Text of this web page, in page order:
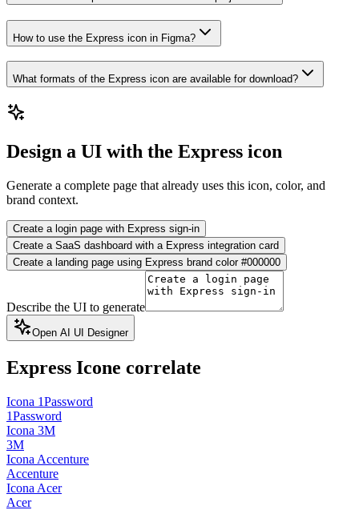
How to use the Express icon in Figma?
What formats of the Express icon are available for download?
Design a UI with the Express icon
Generate a complete page that already uses this icon, color, and
brand context.
Create a login page with Express sign-in
Create a SaaS dashboard with a Express integration card
Create a landing page using Express brand color #000000
Describe the UI to generate
Open AI UI Designer
Express Icone correlate
Icona 1Password
1Password
Icona 3M
3M
Icona Accenture
Accenture
Icona Acer
Acer